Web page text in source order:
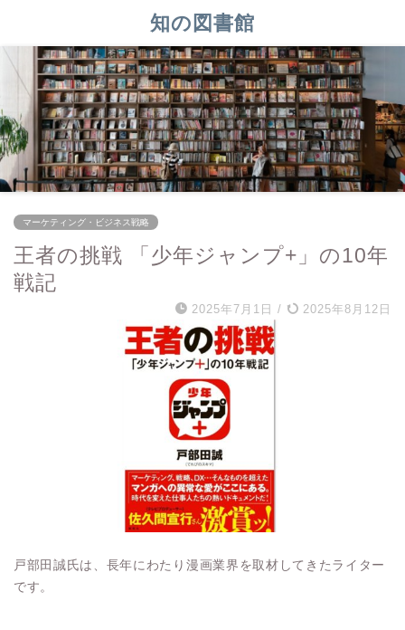
知の図書館
マーケティング・ビジネス戦略
王者の挑戦 「少年ジャンプ+」の10年
戦記
2025年7月1日 / 2025年8月12日
戸部田誠氏は、長年にわたり漫画業界を取材してきたライター
です。